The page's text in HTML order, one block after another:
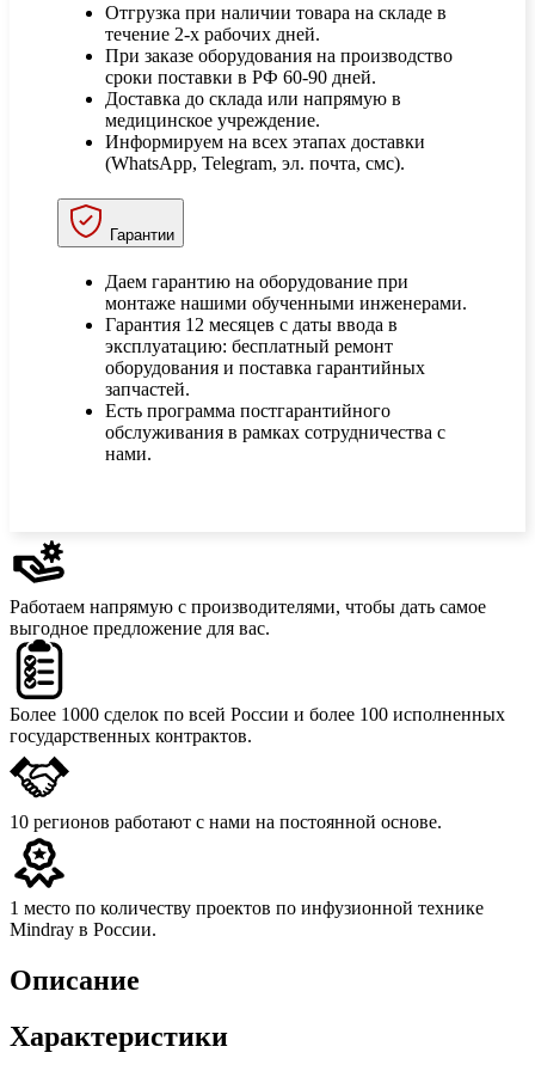
Отгрузка при наличии товара на складе в
течение 2-х рабочих дней.
При заказе оборудования на производство
сроки поставки в РФ 60-90 дней.
Доставка до склада или напрямую в
медицинское учреждение.
Информируем на всех этапах доставки
(WhatsApp, Telegram, эл. почта, смс).
Гарантии
Даем гарантию на оборудование при
монтаже нашими обученными инженерами.
Гарантия 12 месяцев с даты ввода в
эксплуатацию: бесплатный ремонт
оборудования и поставка гарантийных
запчастей.
Есть программа постгарантийного
обслуживания в рамках сотрудничества с
нами.
Работаем напрямую с производителями, чтобы дать самое
выгодное предложение для вас.
Более 1000 сделок по всей России и более 100 исполненных
государственных контрактов.
10 регионов работают с нами на постоянной основе.
1 место по количеству проектов по инфузионной технике
Mindray в России.
Описание
Характеристики